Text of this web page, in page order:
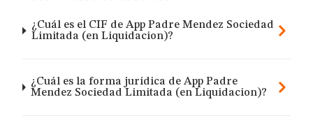
¿Cuál es el CIF de App Padre Mendez Sociedad
Limitada (en Liquidacion)?
¿Cuál es la forma jurídica de App Padre
Mendez Sociedad Limitada (en Liquidacion)?